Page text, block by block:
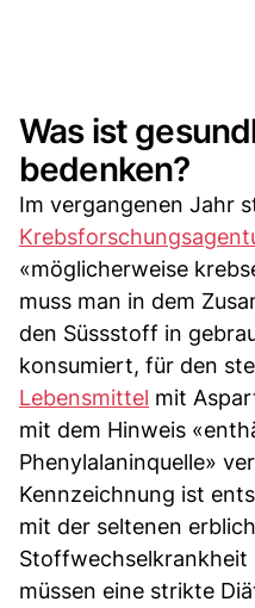
Was ist
bedenken?
Im vergangenen Jahr
«möglicherweise
muss man in dem
den Süssstoff in
konsumiert, für den
Lebensmittel mit
mit dem Hinweis
Phenylalaninquelle»
Kennzeichnung ist
mit der seltenen
Stoffwechselkrankheit
müssen eine strikte